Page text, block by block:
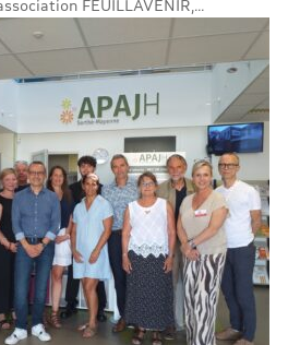
FEUILLAVENIR,...